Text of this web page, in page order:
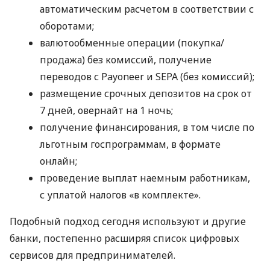
автоматическим расчетом в соответствии с
оборотами;
валютообменные операции (покупка/
продажа) без комиссий, получение
переводов с Payoneer и SEPA (без комиссий);
размещение срочных депозитов на срок от
7 дней, овернайт на 1 ночь;
получение финансирования, в том числе по
льготным госпрограммам, в формате
онлайн;
проведение выплат наемным работникам,
с уплатой налогов «в комплекте».
Подобный подход сегодня используют и другие
банки, постепенно расширяя список цифровых
сервисов для предпринимателей.